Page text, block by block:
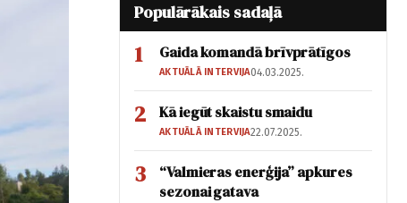
Populārākais sadaļā
1 Gaida komandā brīvprātīgos
AKTUĀLĀ INTERVIJA04.03.2025.
2 Kā iegūt skaistu smaidu
AKTUĀLĀ INTERVIJA22.07.2025.
3
“Valmieras enerģija” apkures
sezonai gatava